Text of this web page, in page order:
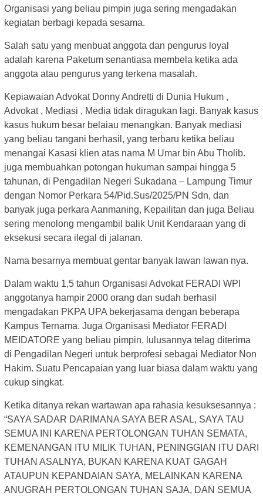
Organisasi yang beliau pimpin juga sering mengadakan
kegiatan berbagi kepada sesama.
Salah satu yang menbuat anggota dan pengurus loyal
adalah karena Paketum senantiasa membela ketika ada
anggota atau pengurus yang terkena masalah.
Kepiawaian Advokat Donny Andretti di Dunia Hukum ,
Advokat , Mediasi , Media tidak diragukan lagi. Banyak kasus
kasus hukum besar belaiau menangkan. Banyak mediasi
yang beliau tangani berhasil, yang terbaru ketika beliau
menangai Kasasi klien atas nama M Umar bin Abu Tholib.
juga membuahkan potongan hukuman sampai hingga 5
tahunan, di Pengadilan Negeri Sukadana – Lampung Timur
dengan Nomor Perkara 54/Pid.Sus/2025/PN Sdn, dan
banyak juga perkara Aanmaning, Kepailitan dan juga Beliau
sering menolong mengambil balik Unit Kendaraan yang di
eksekusi secara ilegal di jalanan.
Nama besarnya membuat gentar banyak lawan lawan nya.
Dalam waktu 1,5 tahun Organisasi Advokat FERADI WPI
anggotanya hampir 2000 orang dan sudah berhasil
mengadakan PKPA UPA bekerjasama dengan beberapa
Kampus Ternama. Juga Organisasi Mediator FERADI
MEIDATORE yang beliau pimpin, lulusannya telag diterima
di Pengadilan Negeri untuk berprofesi sebagai Mediator Non
Hakim. Suatu Pencapaian yang luar biasa dalam waktu yang
cukup singkat.
Ketika ditanya rekan wartawan apa rahasia kesuksesannya :
“SAYA SADAR DARIMANA SAYA BER ASAL, SAYA TAU
SEMUA INI KARENA PERTOLONGAN TUHAN SEMATA,
KEMENANGAN ITU MILIK TUHAN, PENINGGIAN ITU DARI
TUHAN ASALNYA, BUKAN KARENA KUAT GAGAH
ATAUPUN KEPANDAIAN SAYA, MELAINKAN KARENA
ANUGRAH PERTOLONGAN TUHAN SAJA, DAN SEMUA